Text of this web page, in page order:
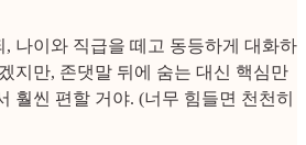
나이와 직급을 떼고 동등하게 대화하
지만, 존댓말 뒤에 숨는 대신 핵심만
훨씬 편할 거야. (너무 힘들면 천천히